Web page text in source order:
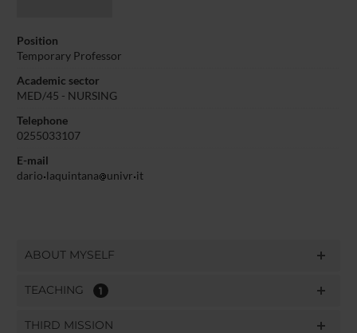
Position
Temporary Professor
Academic sector
MED/45 - NURSING
Telephone
0255033107
E-mail
dario laquintana univr it
ABOUT MYSELF
TEACHING 1
THIRD MISSION